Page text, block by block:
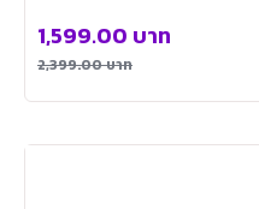
2,399.00บาท
1,599.00 บาท